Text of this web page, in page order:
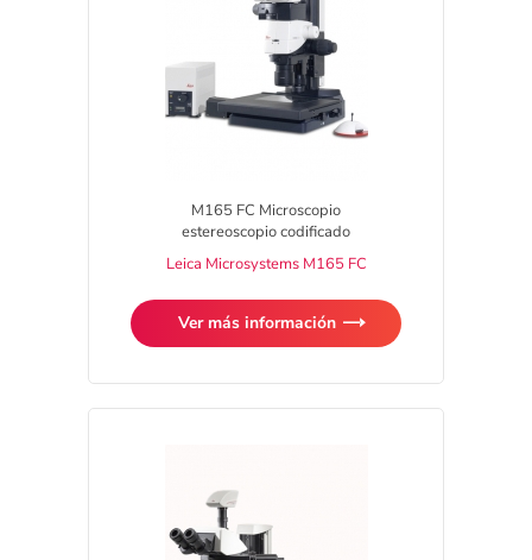
M165 FC Microscopio
estereoscopio codificado
Leica Microsystems M165 FC
Ver más información